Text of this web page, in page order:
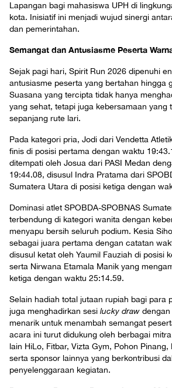
Lapangan bagi mahasiswa UPH di
kota. Inisiatif ini menjadi wujud sinergi
dan pemerintahan.
Semangat dan Antusiasme Peserta
Sejak pagi hari, Spirit Run 2026 dipenuhi
antusiasme peserta yang bertahan hingga
Suasana yang tercipta tidak hanya
yang sehat, tetapi juga kebersamaan yang
sepanjang rute lari.
Pada kategori pria, Jodi dari Vendetta
finis di posisi pertama dengan waktu
ditempati oleh Josua dari PASI Medan
19:44.08, disusul Indra Pratama dari
Sumatera Utara di posisi ketiga dengan
Dominasi atlet SPOBDA-SPOBNAS
terbendung di kategori wanita dengan
menyapu bersih seluruh podium. Kesia
sebagai juara pertama dengan catatan
disusul ketat oleh Yaumil Fauziah di posisi
serta Nirwana Etamala Manik yang
ketiga dengan waktu 25:14.59.
Selain hadiah total jutaan rupiah bagi para
juga menghadirkan sesi lucky draw
menarik untuk menambah semangat
acara ini turut didukung oleh berbagai
lain HiLo, Fitbar, Vizta Gym, Pohon Pinang,
serta sponsor lainnya yang berkontribusi
penyelenggaraan kegiatan.